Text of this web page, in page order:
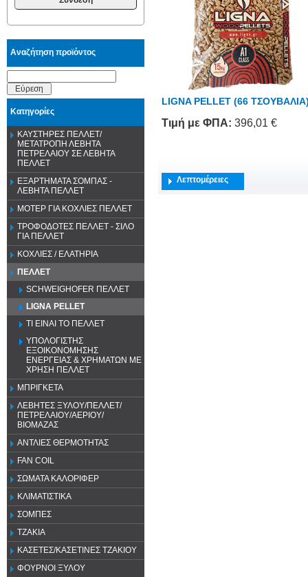
Αναζήτηση προϊόντος
Εύρεση
Κατηγορίες
ΚΑΥΣΤΗΡΕΣ ΠΕΛΛΕΤ/
ΜΕΤΑΤΡΟΠΗ ΛΕΒΗΤΑ
ΠΕΤΡΕΛΑΙΟΥ ΣΕ ΛΕΒΗΤΑ
ΠΕΛΛΕΤ
ΕΞΑΡΤΗΜΑΤΑ ΣΟΜΠΑΣ -
ΛΕΒΗΤΑ ΠΕΛΛΕΤ
ΜΟΤΕΡ ΓΙΑ ΚΟΧΛΙΕΣ ΠΕΛΛΕΤ
ΤΡΟΦΟΔΟΤΕΣ ΠΕΛΛΕΤ - ΣΙΛΟ
ΓΙΑ ΠΕΛΛΕΤ
ΚΟΧΛΙΕΣ / ΕΛΑΤΗΡΙΑ
ΠΕΛΛΕΤ
SCHWEIGHOFER ΠΕΛΛΕΤ
LIGNA PELLET
ΤΙ ΕΙΝΑΙ ΤΟ ΠΕΛΛΕΤ
ΥΠΟΛΟΓΙΣΤΗΣ
ΕΞΟΙΚΟΝΟΜΗΣΗΣ
ΕΝΕΡΓΕΙΑΣ & ΧΡΗΜΑΤΩΝ ΜΕ
ΧΡΗΣΗ ΠΕΛΛΕΤ
ΜΠΡΙΓΚΕΤΑ
ΛΕΒΗΤΕΣ ΞΥΛΟΥ/ΠΕΛΛΕΤ/
ΠΕΤΡΕΛΑΙΟΥ/ΑΕΡΙΟΥ/
ΒΙΟΜΑΖΑΣ
ΑΝΤΛΙΕΣ ΘΕΡΜΟΤΗΤΑΣ
FAN COIL
ΣΩΜΑΤΑ ΚΑΛΟΡΙΦΕΡ
ΚΛΙΜΑΤΙΣΤΙΚΑ
ΣΟΜΠΕΣ
ΤΖΑΚΙΑ
ΚΑΣΕΤΕΣ/ΚΑΣΕΤΙΝΕΣ ΤΖΑΚΙΟΥ
ΦΟΥΡΝΟΙ ΞΥΛΟΥ
LIGNA PELLET (66
Τιμή με ΦΠΑ: 396,01 €
Λεπτομέρειες